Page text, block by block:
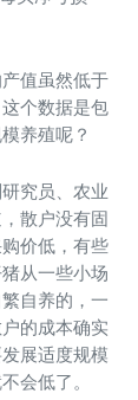
值虽然低于
个数据是包
养殖呢？
究员、农业
散户没有固
价低，有些
从一些小场
自养的，一
的成本确实
展适度规模
会低了。